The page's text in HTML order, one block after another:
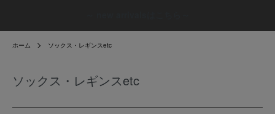
ホーム ソックス・レギンスetc
ソックス・レギンスetc